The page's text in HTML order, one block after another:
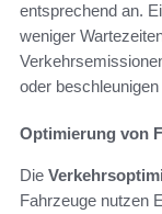
entsprechend an.
weniger
oder
Optimierung von
Die
Fahrzeuge nutzen